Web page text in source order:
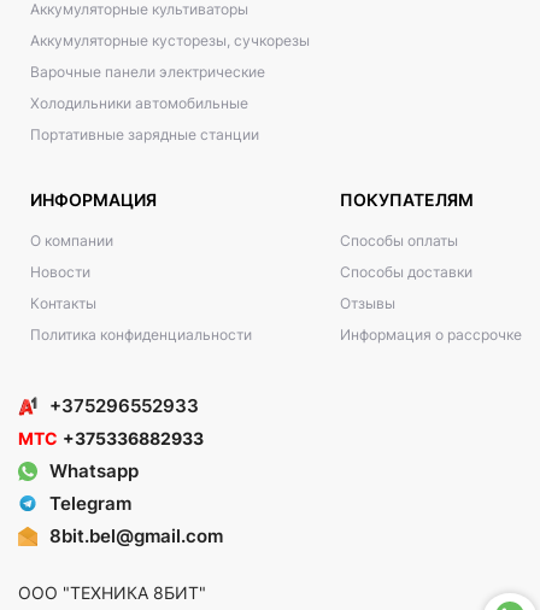
Аккумуляторные культиваторы
Аккумуляторные кусторезы, сучкорезы
Варочные панели электрические
Холодильники автомобильные
Портативные зарядные станции
ИНФОРМАЦИЯ
О компании
Новости
Контакты
Политика конфиденциальности
ПОКУПАТЕЛЯМ
Способы оплаты
Способы доставки
Отзывы
Информация о рассрочке
+375296552933
МТС +375336882933
Whatsapp
Telegram
8bit.bel@gmail.com
ООО "ТЕХНИКА 8БИТ"